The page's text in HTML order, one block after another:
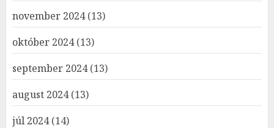
november 2024(13)
október 2024(13)
september 2024(13)
august 2024(13)
júl 2024(14)